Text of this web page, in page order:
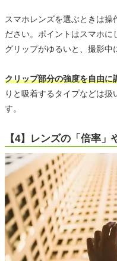
スマホレンズを選ぶときは操
ださい。ポイントはスマホに
グリップがゆるいと、撮影中
クリップ部分の強度を自由に
りと吸着するタイプなどは
す。
【4】レンズの「倍率